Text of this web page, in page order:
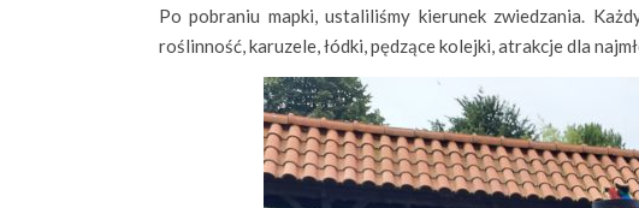
Po pobraniu mapki, ustaliliśmy kierunek zwiedzania.
roślinność, karuzele, łódki, pędzące kolejki, atrakcje dla